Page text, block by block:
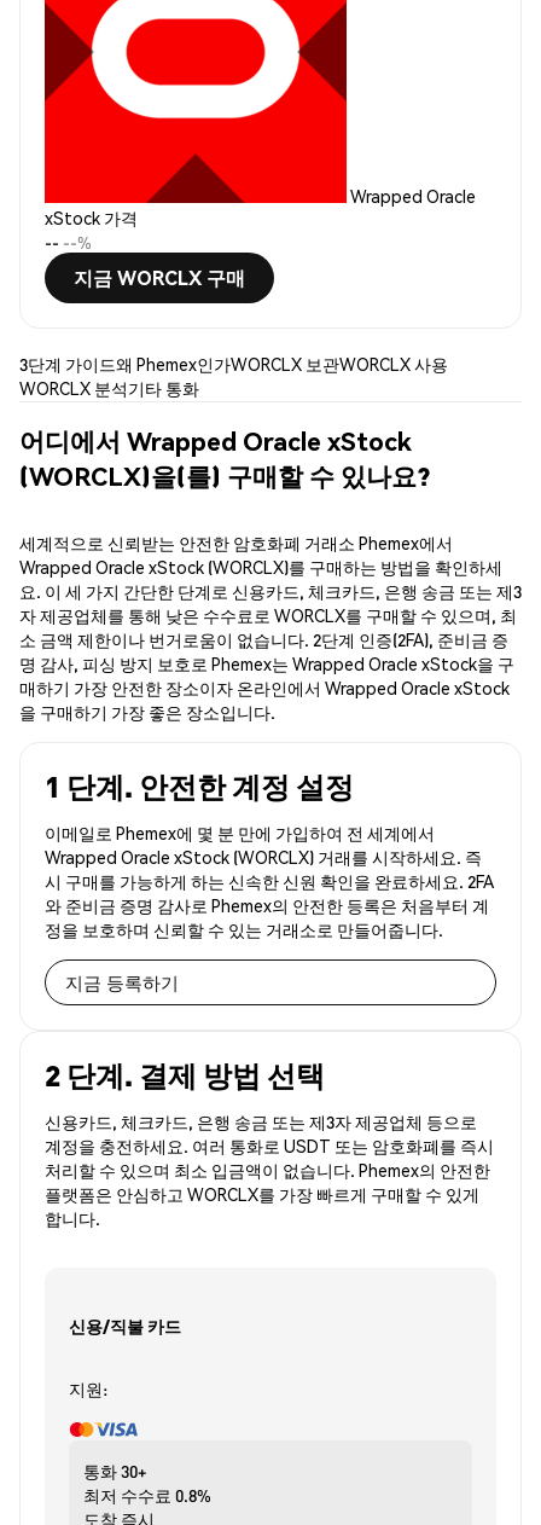
Wrapped Oracle
xStock 가격
-- --%
지금 WORCLX 구매
3단계 가이드왜 Phemex인가WORCLX 보관WORCLX 사용
WORCLX 분석기타 통화
어디에서 Wrapped Oracle xStock
(WORCLX)을(를) 구매할 수 있나요?
세계적으로 신뢰받는 안전한 암호화폐 거래소 Phemex에서
Wrapped Oracle xStock (WORCLX)를 구매하는 방법을 확인하세
요. 이 세 가지 간단한 단계로 신용카드, 체크카드, 은행 송금 또는 제3
자 제공업체를 통해 낮은 수수료로 WORCLX를 구매할 수 있으며, 최
소 금액 제한이나 번거로움이 없습니다. 2단계 인증(2FA), 준비금 증
명 감사, 피싱 방지 보호로 Phemex는 Wrapped Oracle xStock을 구
매하기 가장 안전한 장소이자 온라인에서 Wrapped Oracle xStock
을 구매하기 가장 좋은 장소입니다.
1 단계. 안전한 계정 설정
이메일로 Phemex에 몇 분 만에 가입하여 전 세계에서
Wrapped Oracle xStock (WORCLX) 거래를 시작하세요. 즉
시 구매를 가능하게 하는 신속한 신원 확인을 완료하세요. 2FA
와 준비금 증명 감사로 Phemex의 안전한 등록은 처음부터 계
정을 보호하며 신뢰할 수 있는 거래소로 만들어줍니다.
지금 등록하기
2 단계. 결제 방법 선택
신용카드, 체크카드, 은행 송금 또는 제3자 제공업체 등으로
계정을 충전하세요. 여러 통화로 USDT 또는 암호화폐를 즉시
처리할 수 있으며 최소 입금액이 없습니다. Phemex의 안전한
플랫폼은 안심하고 WORCLX를 가장 빠르게 구매할 수 있게
합니다.
신용/직불 카드
지원:
통화30+
최저 수수료 0.8%
도착 즉시